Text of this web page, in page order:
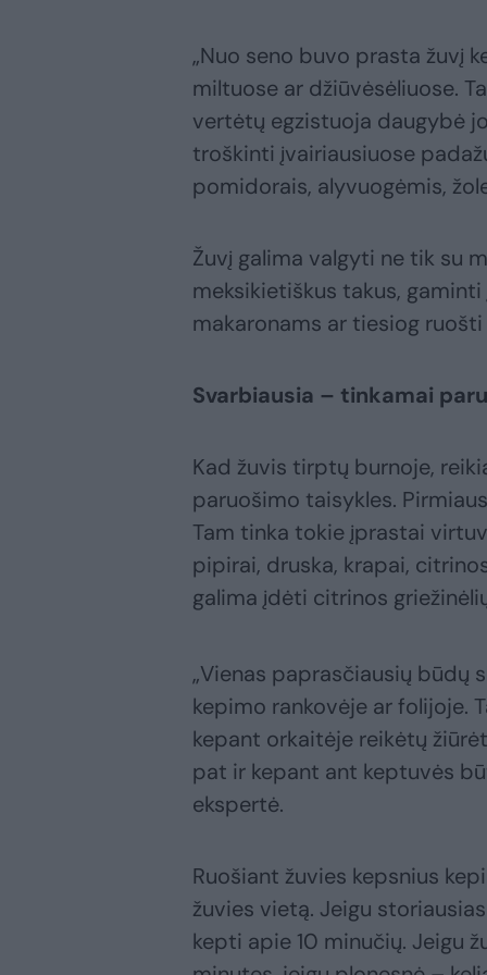
„Nuo seno buvo prasta žuvį
miltuose ar džiūvėsėliuose.
vertėtų egzistuoja daugybė
troškinti įvairiausiuose
pomidorais, alyvuogėmis,
Žuvį galima valgyti ne tik su
meksikietiškus takus,
makaronams ar tiesiog
Svarbiausia – tinkamai
Kad žuvis tirptų burnoje,
paruošimo taisykles.
Tam tinka tokie įprastai
pipirai, druska, krapai,
galima įdėti citrinos
„Vienas paprasčiausių būdų
kepimo rankovėje ar folijoje.
kepant orkaitėje reikėtų
pat ir kepant ant keptuvės
ekspertė.
Ruošiant žuvies kepsnius
žuvies vietą. Jeigu
kepti apie 10 minučių. Jeigu